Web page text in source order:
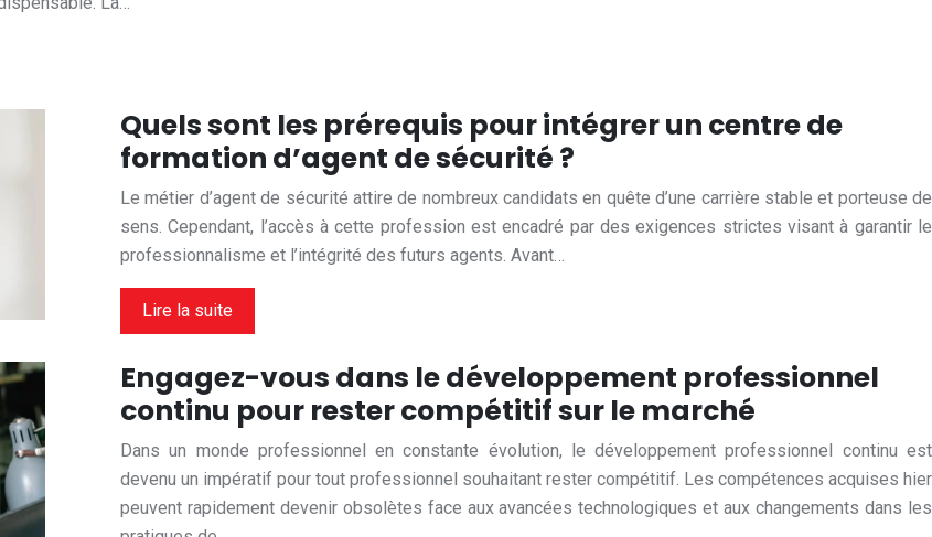
Quels sont les prérequis pour intégrer un centre de
formation d’agent de sécurité ?
Le métier d’agent de sécurité attire de nombreux candidats en quête d’une carrière stable et porteuse de
sens. Cependant, l’accès à cette profession est encadré par des exigences strictes visant à garantir le
professionnalisme et l’intégrité des futurs agents. Avant…
Lire la suite
Engagez-vous dans le développement professionnel
continu pour rester compétitif sur le marché
Dans un monde professionnel en constante évolution, le développement professionnel continu est
devenu un impératif pour tout professionnel souhaitant rester compétitif. Les compétences acquises hier
peuvent rapidement devenir obsolètes face aux avancées technologiques et aux changements dans les